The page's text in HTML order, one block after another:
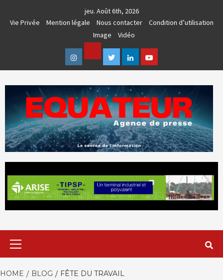
jeu. Août 6th, 2026
Vie Privée
Mention légale Nous contacter
Condition d’utilisation
Image
Vidéo
Instagram
Facebook
TwitterLinkedinYoutube
EQUATEUR
HOME BLOG FÊTE DU TRAVAIL